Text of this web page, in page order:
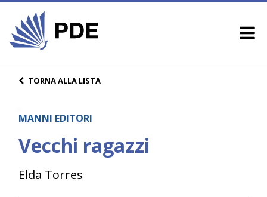
TORNA ALLA LISTA
MANNI EDITORI
Vecchi ragazzi
Elda Torres